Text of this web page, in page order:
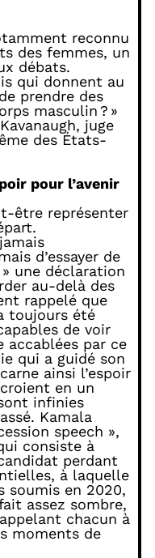
reconnu
des femmes, un
débats.
qui donnent au
prendre des
masculin ? »
juge
des États-
pour l’avenir
être représenter
d’essayer de
une déclaration
au-delà des
rappelé que
toujours été
de voir
accablées par ce
qui a guidé son
ainsi l’espoir
en un
infinies
Kamala
speech »,
consiste à
perdant
à laquelle
soumis en 2020,
assez sombre,
chacun à
moments de